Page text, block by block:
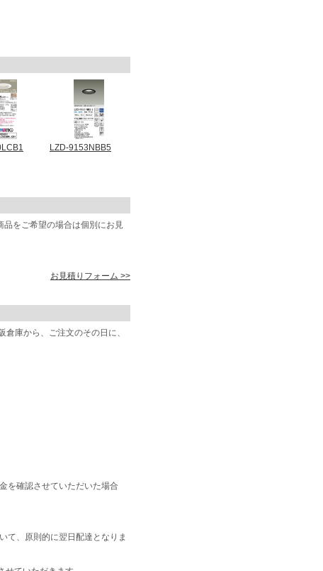
LZD-9153NBB5
をご希望の場合は個別にお見
お見積りフォーム >>
庫から、ご注文のその日に、
を確認させていただいた場合
て、原則的に翌日配達となりま